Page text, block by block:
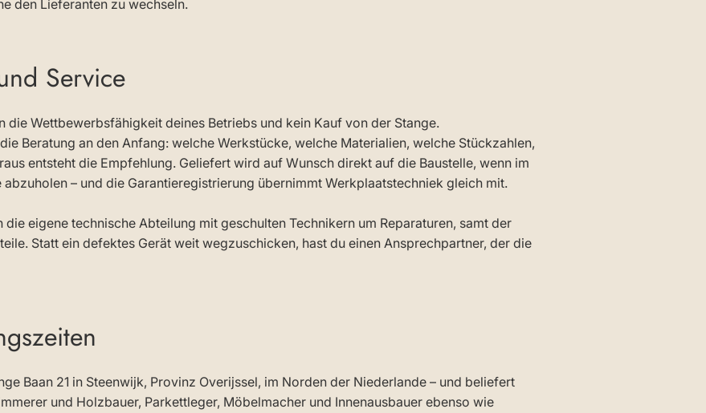
den Lieferanten zu wechseln.
Service
die Wettbewerbsfähigkeit deines Betriebs und kein Kauf von der Stange.
Beratung an den Anfang: welche Werkstücke, welche Materialien, welche Stückzahlen,
entsteht die Empfehlung. Geliefert wird auf Wunsch direkt auf die Baustelle, wenn im
– und die Garantieregistrierung übernimmt Werkplaatstechniek gleich mit.
eigene technische Abteilung mit geschulten Technikern um Reparaturen, samt der
Statt ein defektes Gerät weit wegzuschicken, hast du einen Ansprechpartner, der die
Baan 21 in Steenwijk, Provinz Overijssel, im Norden der Niederlande – und beliefert
und Holzbauer, Parkettleger, Möbelmacher und Innenausbauer ebenso wie